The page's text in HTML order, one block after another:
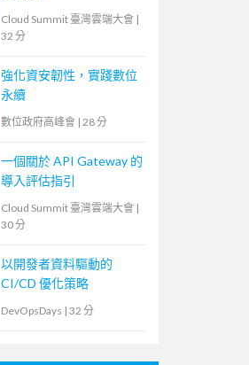
Cloud Summit 臺灣雲端大會 |
32 分
強化資安韌性，實踐數位
永續
數位政府高峰會 | 28 分
一個關於 API Gateway 的
導入評估指引
Cloud Summit 臺灣雲端大會 |
30 分
以開發者資料驅動的
CI/CD 優化策略
DevOpsDays | 32 分